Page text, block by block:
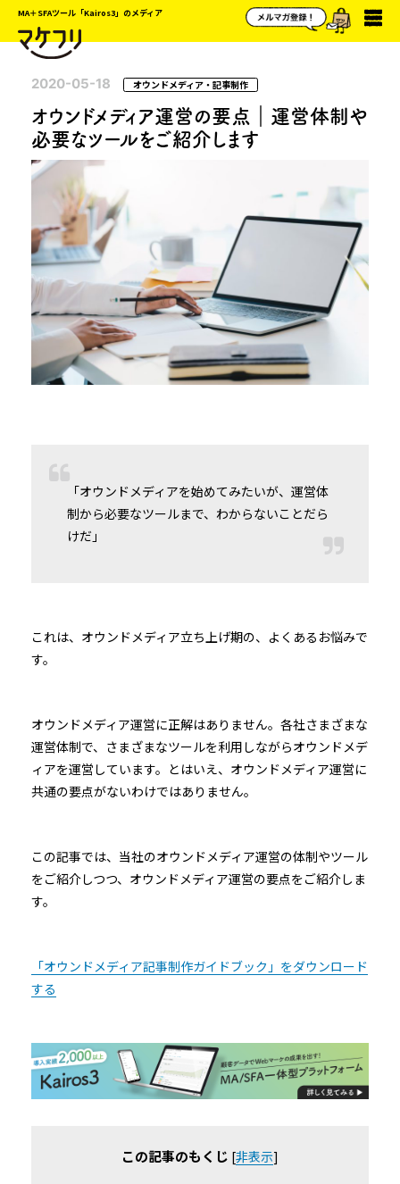
MA＋SFAツール「Kairos3」のメディア
2020-05-18 オウンドメディア・記事制作
オウンドメディア運営の要点｜運営体制や
必要なツールをご紹介します
「オウンドメディアを始めてみたいが、運営体
制から必要なツールまで、わからないことだら
けだ」
これは、オウンドメディア立ち上げ期の、よくあるお悩みで
す。
オウンドメディア運営に正解はありません。各社さまざまな
運営体制で、さまざまなツールを利用しながらオウンドメデ
ィアを運営しています。とはいえ、オウンドメディア運営に
共通の要点がないわけではありません。
この記事では、当社のオウンドメディア運営の体制やツール
をご紹介しつつ、オウンドメディア運営の要点をご紹介しま
す。
「オウンドメディア記事制作ガイドブック」をダウンロード
する
この記事のもくじ [非表示]